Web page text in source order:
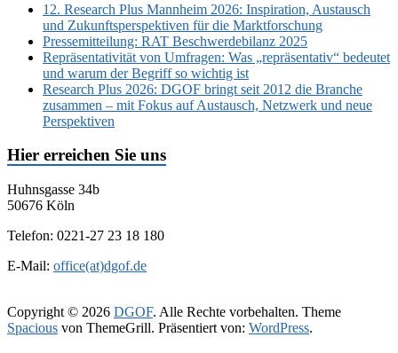
12. Research Plus Mannheim 2026: Inspiration, Austausch
und Zukunftsperspektiven für die Marktforschung
Pressemitteilung: RAT Beschwerdebilanz 2025
Repräsentativität von Umfragen: Was „repräsentativ“ bedeutet
und warum der Begriff so wichtig ist
Research Plus 2026: DGOF bringt seit 2012 die Branche
zusammen – mit Fokus auf Austausch, Netzwerk und neue
Perspektiven
Hier erreichen Sie uns
Huhnsgasse 34b
50676 Köln
Telefon: 0221-27 23 18 180
E-Mail: office(at)dgof.de
Copyright © 2026 DGOF. Alle Rechte vorbehalten. Theme
Spacious von ThemeGrill. Präsentiert von: WordPress.